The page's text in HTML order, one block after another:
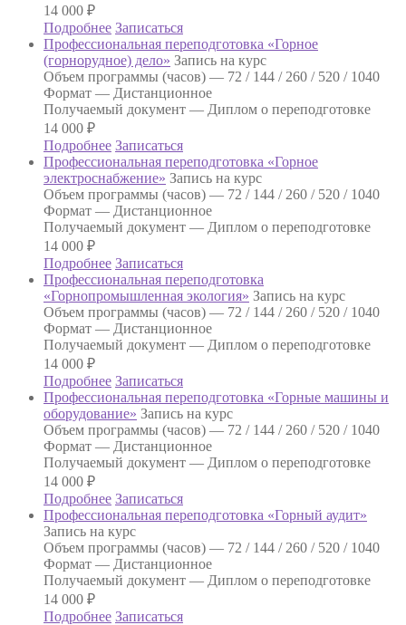
14 000 ₽
Подробнее Записаться
Профессиональная переподготовка «Горное
(горнорудное) дело» Запись на курс
Объем программы (часов) — 72 / 144 / 260 / 520 / 1040
Формат — Дистанционное
Получаемый документ — Диплом о переподготовке
14 000 ₽
Подробнее Записаться
Профессиональная переподготовка «Горное
электроснабжение» Запись на курс
Объем программы (часов) — 72 / 144 / 260 / 520 / 1040
Формат — Дистанционное
Получаемый документ — Диплом о переподготовке
14 000 ₽
Подробнее Записаться
Профессиональная переподготовка
«Горнопромышленная экология» Запись на курс
Объем программы (часов) — 72 / 144 / 260 / 520 / 1040
Формат — Дистанционное
Получаемый документ — Диплом о переподготовке
14 000 ₽
Подробнее Записаться
Профессиональная переподготовка «Горные машины и
оборудование» Запись на курс
Объем программы (часов) — 72 / 144 / 260 / 520 / 1040
Формат — Дистанционное
Получаемый документ — Диплом о переподготовке
14 000 ₽
Подробнее Записаться
Профессиональная переподготовка «Горный аудит»
Запись на курс
Объем программы (часов) — 72 / 144 / 260 / 520 / 1040
Формат — Дистанционное
Получаемый документ — Диплом о переподготовке
14 000 ₽
Подробнее Записаться